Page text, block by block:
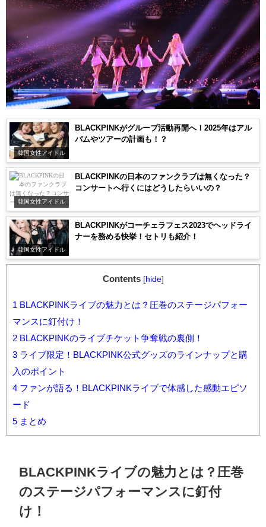
韓国女性アイドル
BLACKPINKがグループ活動再開へ！2025年はアル
バムやツアーの計画も！？
韓国女性アイドル
BLACKPINKの日本のファンクラブは無くなった？
コンサートへ行くにはどうしたらいいの？
韓国女性アイドル
BLACKPINKがコーチェラフェス2023でヘッドライ
ナーを務める快挙！セトリも紹介！
Contents [hide]
1 BLACKPINKライブの魅力とは？圧巻のステージパフォー
マンスに釘付け！
2 BLACKPINKのライブチケット争奪戦の裏側！
3 ライブ限定！BLACKPINK公式グッズのラインナップと購
入のポイント
4 ファンが語る！BLACKPINKライブで体感した感動エピソ
ード
5 まとめ
BLACKPINKライブの魅力とは？圧巻
のステージパフォーマンスに釘付
け！